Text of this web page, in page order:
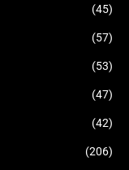
(45)
(57)
(53)
(47)
(42)
(206)